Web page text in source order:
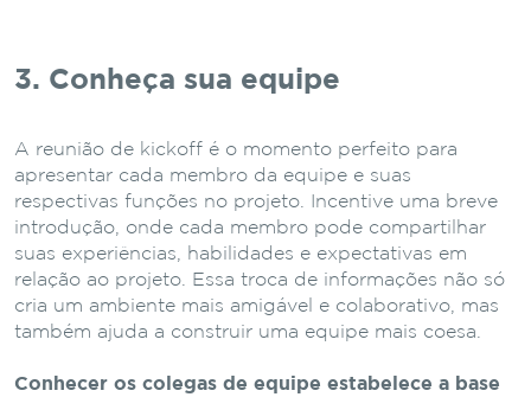
3. Conheça sua equipe
A reunião de kickoff é o momento perfeito para
apresentar cada membro da equipe e suas
respectivas funções no projeto. Incentive uma breve
introdução, onde cada membro pode compartilhar
suas experiências, habilidades e expectativas em
relação ao projeto. Essa troca de informações não só
cria um ambiente mais amigável e colaborativo, mas
também ajuda a construir uma equipe mais coesa.
Conhecer os colegas de equipe estabelece a base